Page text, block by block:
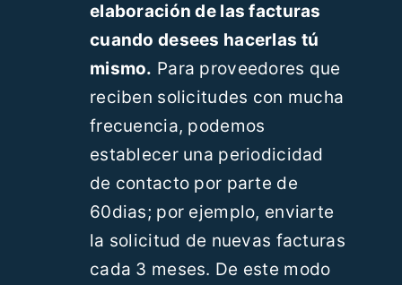
elaboración de las facturas
cuando desees hacerlas tú
mismo. Para proveedores que
reciben solicitudes con mucha
frecuencia, podemos
establecer una periodicidad
de contacto por parte de
60dias; por ejemplo, enviarte
la solicitud de nuevas facturas
cada 3 meses. De este modo